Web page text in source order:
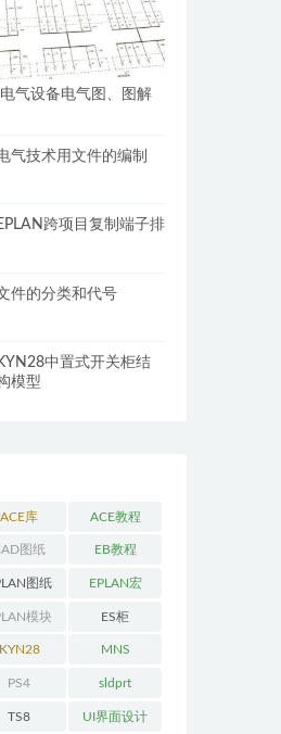
气设备电气图、图解
气技术用文件的编制
跨项目复制端子排
件的分类和代号
中置式开关柜结
模型
ACE库 ACE教程
图纸 EB教程
图纸 EPLAN宏
模块 ES柜
KYN28 MNS
PS4 sldprt
TS8 UI界面设计